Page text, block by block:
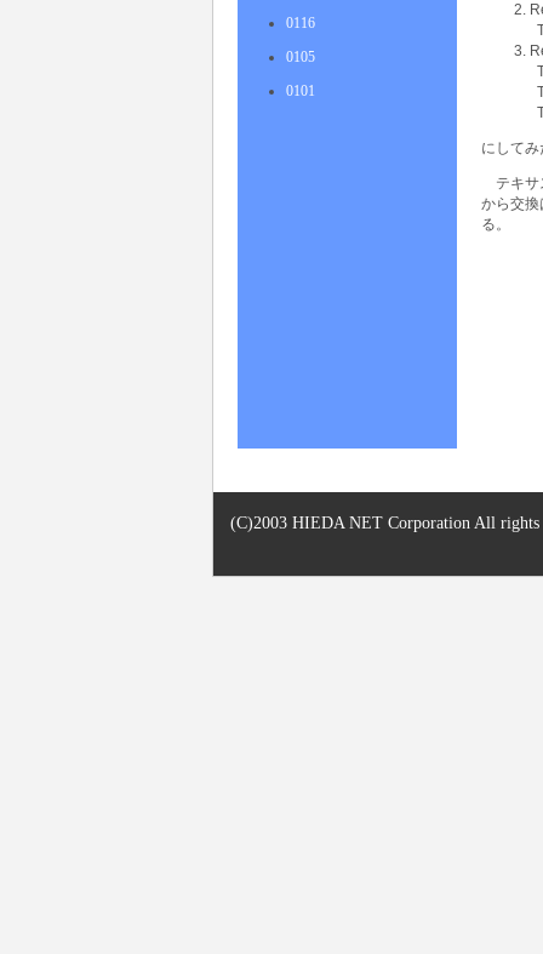
0116
0105
0101
にしてみ
テキ
から交換
る。
(C)2003 HIEDA NET Corporation All rights